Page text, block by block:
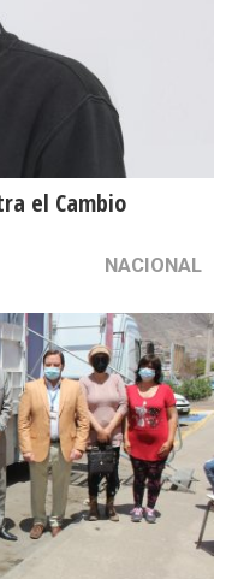
el Cambio
NACIONAL